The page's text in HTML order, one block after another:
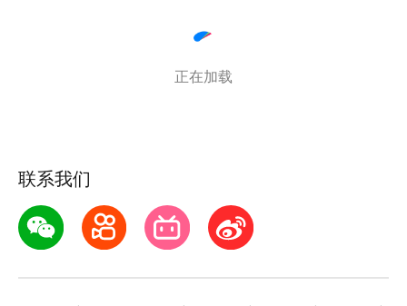
小白股民：用选股宝、优选大师，价值股票选出来；
技术指标编辑适合自己的投资策略；
大智慧用19年股市经验，打造适合你的优选决策，助
力你的投资！
正在加载
联系我们